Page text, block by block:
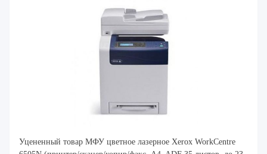
Уцененный товар МФУ цветное лазерное Xerox WorkCentre